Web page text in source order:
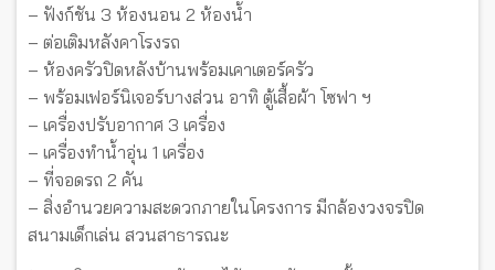
– ฟังก์ชัน 3 ห้องนอน 2 ห้องน้ำ
– ต่อเติมหลังคาโรงรถ
– ห้องครัวปิดหลังบ้านพร้อมเคาเตอร์ครัว
– พร้อมเฟอร์นิเจอร์บางส่วน อาทิ ตู้เสื้อผ้า โซฟา ฯ
– เครื่องปรับอากาศ 3 เครื่อง
– เครื่องทำน้ำอุ่น 1 เครื่อง
– ที่จอดรถ 2 คัน
– สิ่งอำนวยความสะดวกภายในโครงการ มีกล้องวงจรปิด
สนามเด็กเล่น สวนสาธารณะ